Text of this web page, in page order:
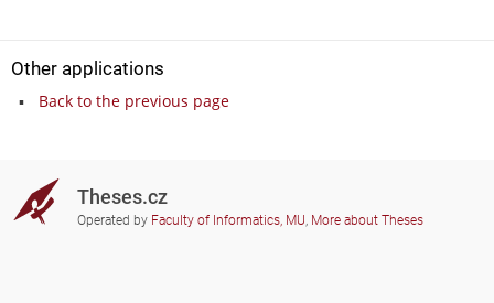
Other applications
Back to the previous page
Theses.cz
Operated by Faculty of Informatics, MU, More about Theses